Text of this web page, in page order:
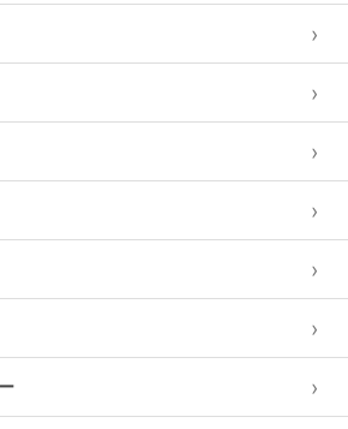
›
›
›
›
›
›
›